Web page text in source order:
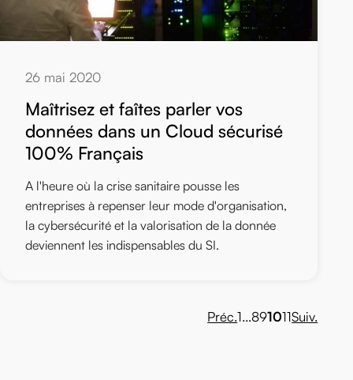
26 mai 2020
Maîtrisez et faîtes parler vos
données dans un Cloud sécurisé
100% Français
A l'heure où la crise sanitaire pousse les
entreprises à repenser leur mode d'organisation,
la cybersécurité et la valorisation de la donnée
deviennent les indispensables du SI.
Préc.1...891011Suiv.